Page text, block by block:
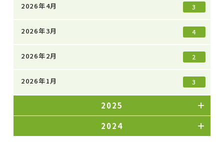
2026年4月 3
2026年3月 4
2026年2月 2
2026年1月 3
2025
2024